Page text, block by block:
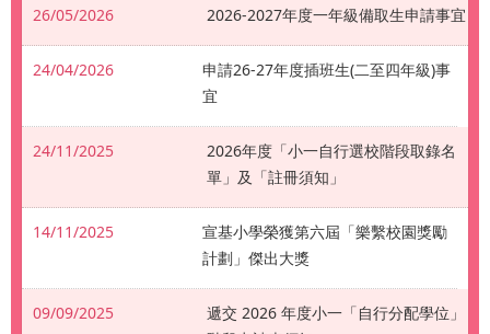
乘風航
26/05/2026 2026-2027年度一年級備取生申請事宜
24/04/2026
申請26-27年度插班生(二至四年級)事
宜
24/11/2025
2026年度「小一自行選校階段取錄名
單」及「註冊須知」
14/11/2025
宣基小學榮獲第六屆「樂繫校園獎勵
計劃」傑出大獎
09/09/2025
遞交 2026 年度小一「自行分配學位」